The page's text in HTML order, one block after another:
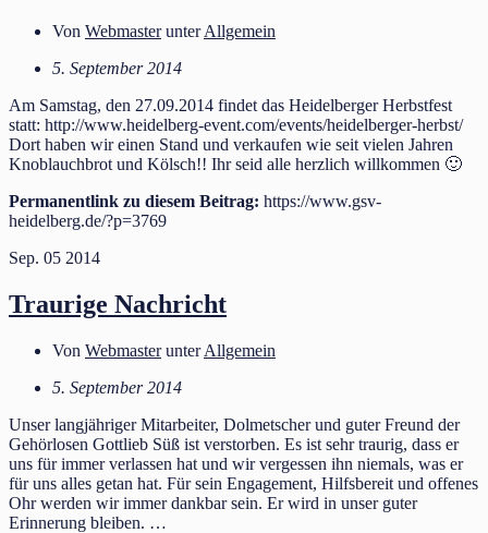
Von WebmasterunterAllgemein
5. September 2014
Am Samstag, den 27.09.2014 findet das Heidelberger Herbstfest
statt: http://www.heidelberg-event.com/events/heidelberger-herbst/
Dort haben wir einen Stand und verkaufen wie seit vielen Jahren
Knoblauchbrot und Kölsch!! Ihr seid alle herzlich willkommen 🙂
Permanentlink zu diesem Beitrag: https://www.gsv-
heidelberg.de/?p=3769
Sep. 05 2014
Traurige Nachricht
Von WebmasterunterAllgemein
5. September 2014
Unser langjähriger Mitarbeiter, Dolmetscher und guter Freund der
Gehörlosen Gottlieb Süß ist verstorben. Es ist sehr traurig, dass er
uns für immer verlassen hat und wir vergessen ihn niemals, was er
für uns alles getan hat. Für sein Engagement, Hilfsbereit und offenes
Ohr werden wir immer dankbar sein. Er wird in unser guter
Erinnerung bleiben. …